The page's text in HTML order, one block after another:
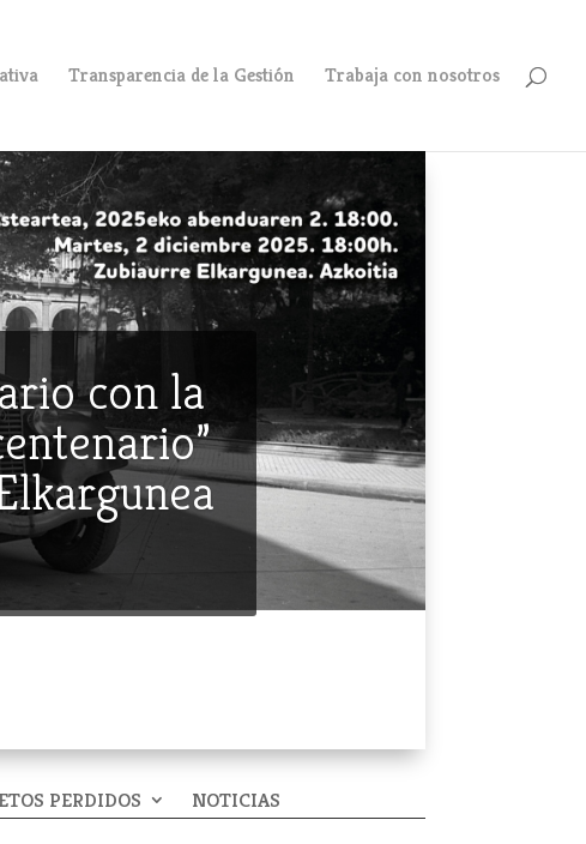
Transparencia de la Gestión Trabaja con nosotros
con la
PERDIDOS NOTICIAS